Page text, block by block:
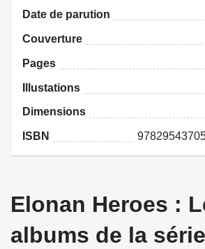
Date de parution
Couverture
Pages
Illustations
Dimensions
ISBN
Elonan Heroes :
albums de la série